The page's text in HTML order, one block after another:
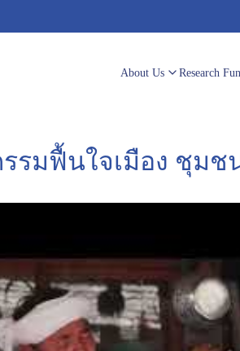
About Us Research
รมฟื้นใจเมือง ชุมช